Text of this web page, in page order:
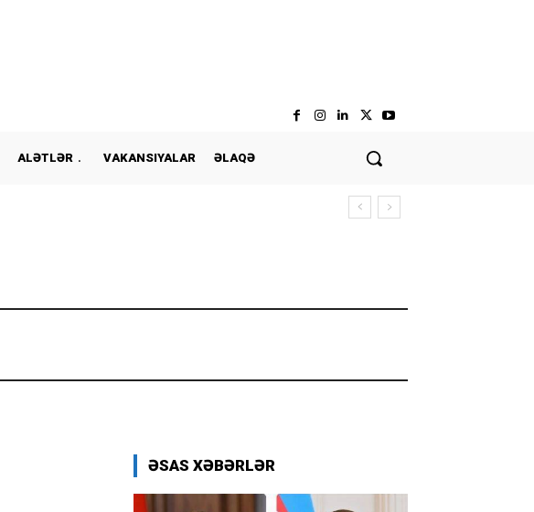
ALƏTLƏR VAKANSIYALAR ƏLAQƏ
ƏSAS XƏBƏRLƏR